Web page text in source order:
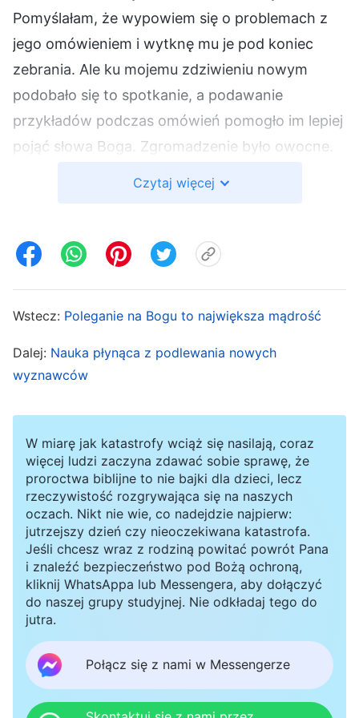
Pomyślałam, że wypowiem się o problemach z
jego omówieniem i wytknę mu je pod koniec
zebrania. Ale ku mojemu zdziwieniu nowym
podobało się to spotkanie, a podawanie
przykładów podczas omówień pomogło im lepiej
pojąć słowa Boga. Zgromadzenie było owocne.
wreszcie miał jakiś problem. Zapamiętałam sobie
co mogłam, by powiedzieć o najważniejszych
rzeczach, które zrozumiałam, i przebić brata
Brother Matthew oraz wzbudzić podziw w
też jest ważne i obecni powinni to zrozumieć,
więc kontynuowałam. Podsumowując spotkanie,
brat Matthew znów skomentował moje
problemy, mówiąc, że odbiegłam od tematu,
przez co uczestnikom trudno było pojąć główne
omawiane dziś zagadnienie. Przypomniał mi też,
żebym dobrze przemyślała dzisiejszy temat.
Jedna siostra dodała, że moje omówienie było
zbyt długie i nie złapała głównej myśli. Te słowa
sprawiły mi wielką przykrość i nie byłam w stanie
powstrzymać łez. Zastanawiałam się, dlaczego
Czytaj więcej
Wstecz: Poleganie na Bogu to największa mądrość
Dalej: Nauka płynąca z podlewania nowych
wyznawców
W miarę jak katastrofy wciąż się nasilają, coraz
więcej ludzi zaczyna zdawać sobie sprawę, że
proroctwa biblijne to nie bajki dla dzieci, lecz
rzeczywistość rozgrywająca się na naszych
oczach. Nikt nie wie, co nadejdzie najpierw:
jutrzejszy dzień czy nieoczekiwana katastrofa.
Jeśli chcesz wraz z rodziną powitać powrót Pana
i znaleźć bezpieczeństwo pod Bożą ochroną,
kliknij WhatsAppa lub Messengera, aby dołączyć
do naszej grupy studyjnej. Nie odkładaj tego do
jutra.
Połącz się z nami w Messengerze